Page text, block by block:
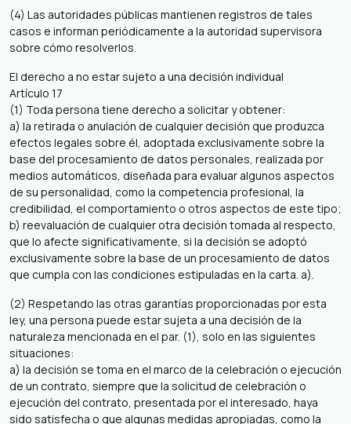
(4) Las autoridades públicas mantienen registros de tales
casos e informan periódicamente a la autoridad supervisora ​​
sobre cómo resolverlos.
El derecho a no estar sujeto a una decisión individual
Artículo 17
(1) Toda persona tiene derecho a solicitar y obtener:
a) la retirada o anulación de cualquier decisión que produzca
efectos legales sobre él, adoptada exclusivamente sobre la
base del procesamiento de datos personales, realizada por
medios automáticos, diseñada para evaluar algunos aspectos
de su personalidad, como la competencia profesional, la
credibilidad, el comportamiento o otros aspectos de este tipo;
b) reevaluación de cualquier otra decisión tomada al respecto,
que lo afecte significativamente, si la decisión se adoptó
exclusivamente sobre la base de un procesamiento de datos
que cumpla con las condiciones estipuladas en la carta. a).
(2) Respetando las otras garantías proporcionadas por esta
ley, una persona puede estar sujeta a una decisión de la
naturaleza mencionada en el par. (1), solo en las siguientes
situaciones:
a) la decisión se toma en el marco de la celebración o ejecución
de un contrato, siempre que la solicitud de celebración o
ejecución del contrato, presentada por el interesado, haya
sido satisfecha o que algunas medidas apropiadas, como la